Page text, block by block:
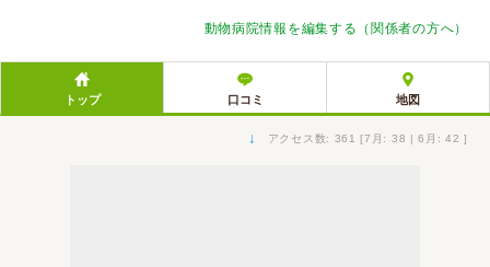
口コミ投稿
動物病院情報を編集する（関係者の方へ）
トップ 口コミ 地図
↓ アクセス数: 361 [7月: 38 | 6月: 42 ]